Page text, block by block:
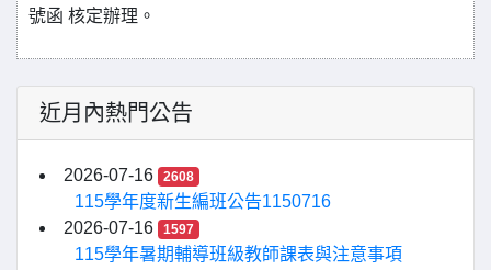
號函 核定辦理。
近月內熱門公告
2026-07-16 2608
115學年度新生編班公告1150716
2026-07-16
1597
115學年暑期輔導班級教師課表與注意事項